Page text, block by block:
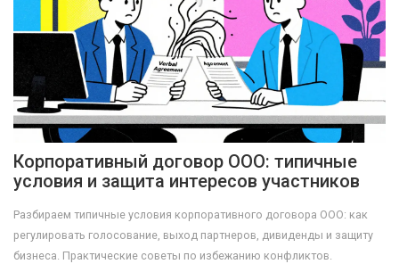
Корпоративный договор ООО: типичные
условия и защита интересов участников
Разбираем типичные условия корпоративного договора ООО: как
регулировать голосование, выход партнеров, дивиденды и защиту
бизнеса. Практические советы по избежанию конфликтов.